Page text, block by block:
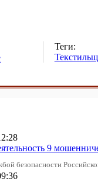
Теги:
9
безопасности